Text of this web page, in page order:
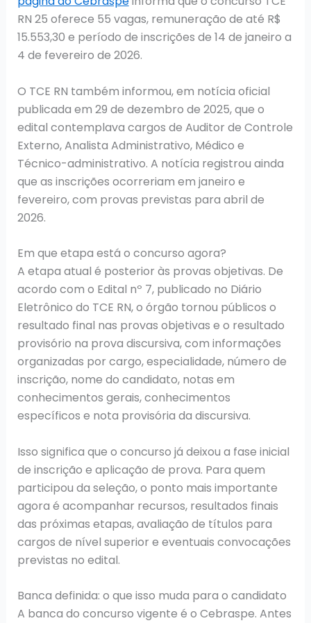
RN 25 oferece 55 vagas, remuneração de até R$
15.553,30 e período de inscrições de 14 de janeiro a
4 de fevereiro de 2026.
O TCE RN também informou, em notícia oficial
publicada em 29 de dezembro de 2025, que o
edital contemplava cargos de Auditor de Controle
Externo, Analista Administrativo, Médico e
Técnico-administrativo. A notícia registrou ainda
que as inscrições ocorreriam em janeiro e
fevereiro, com provas previstas para abril de
2026.
Em que etapa está o concurso agora?
A etapa atual é posterior às provas objetivas. De
acordo com o Edital nº 7, publicado no Diário
Eletrônico do TCE RN, o órgão tornou públicos o
resultado final nas provas objetivas e o resultado
provisório na prova discursiva, com informações
organizadas por cargo, especialidade, número de
inscrição, nome do candidato, notas em
conhecimentos gerais, conhecimentos
específicos e nota provisória da discursiva.
Isso significa que o concurso já deixou a fase inicial
de inscrição e aplicação de prova. Para quem
participou da seleção, o ponto mais importante
agora é acompanhar recursos, resultados finais
das próximas etapas, avaliação de títulos para
cargos de nível superior e eventuais convocações
previstas no edital.
Banca definida: o que isso muda para o candidato
A banca do concurso vigente é o Cebraspe. Antes